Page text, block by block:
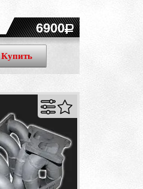
6900
Купить